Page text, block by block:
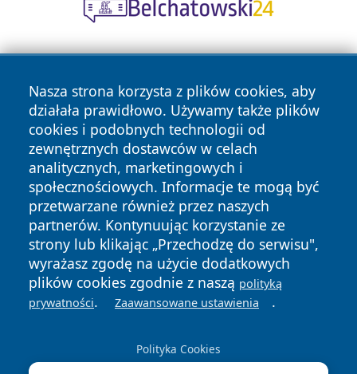
Nasza strona korzysta z plików cookies, aby
działała prawidłowo. Używamy także plików
cookies i podobnych technologii od
zewnętrznych dostawców w celach
analitycznych, marketingowych i
społecznościowych. Informacje te mogą być
przetwarzane również przez naszych
partnerów. Kontynuując korzystanie ze
strony lub klikając „Przechodzę do serwisu",
wyrażasz zgodę na użycie dodatkowych
plików cookies zgodnie z naszą polityką
prywatności. Zaawansowane ustawienia .
Polityka Cookies
Copyright © 2026 faktykrakowa.pl Wszystkie prawa
zastrzeżone.
News Autorzy
Polityka
Prywatności
Polityka
Cookies